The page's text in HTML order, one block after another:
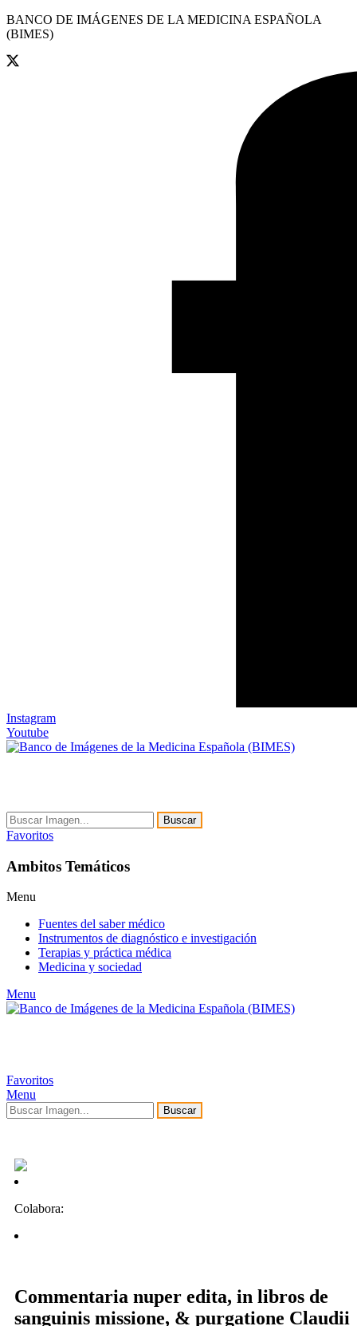
BANCO DE IMÁGENES DE LA MEDICINA ESPAÑOLA
(BIMES)
Instagram
Youtube
Buscar
Favoritos
Ambitos Temáticos
Menu
Fuentes del saber médico
Instrumentos de diagnóstico e investigación
Terapias y práctica médica
Medicina y sociedad
Menu
Favoritos
Menu
Buscar
Colabora:
Commentaria nuper edita, in libros de
sanguinis missione, & purgatione Claudii